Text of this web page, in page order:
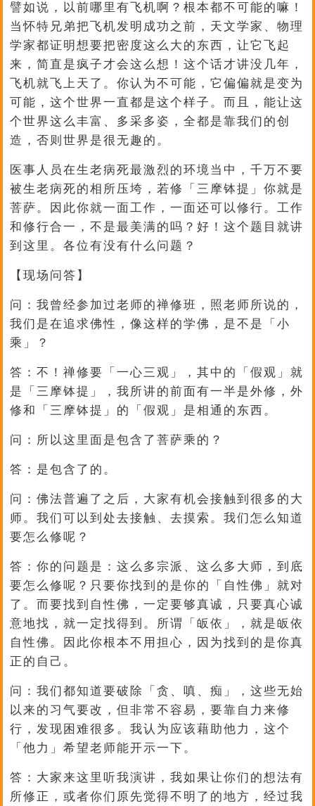
譬如说，以前哪里有飞机啊？根本都不可能的嘛！
当怀特兄弟把飞机发明成功之前，天文学家、物理
学家都证明想要把密度这么大的东西，让它飞起
来，简直是疯子才会这么想！这个话才讲没几年，
飞机就飞上天了。你认为不可能，它偏偏就是变为
可能，这个世界一直都是这个样子。而且，能让这
个世界这么丰富、多采多姿，全都是靠我们的创
造，否则世界是很无趣的。
医事人员在生老病死最激烈的环境当中，千万不要
被生老病死的相所压垮，若修「三摩钵提」你就是
菩萨。因此你就一面工作，一面还可以修行。工作
和修行合一，不是最美满的吗？好！这个题目就讲
到这里。各位有没有什么问题？
【现场问答】
问：我曾经参加过老师的禅修班，照老师所说的，
我们是在追求佛性，像这样的学佛，是不是「小
乘」？
答：不！禅修要「一心三观」，其中的「假观」就
是「三摩钵提」，我所讲的前面有一半是外修，外
修和「三摩钵提」的「假观」是相通的东西。
问：所以这里面是包含了菩萨乘的？
答：是包含了的。
问：佛法普遍了之后，大家有机会接触到很多的大
师。我们可以到处去接触、去摸索。我们怎么知道
要怎么修呢？
答：你的问题是：这么多宗派、这么多大师，到底
要怎么修呢？只要你找到的是你的「自性佛」就对
了。而要找到自性佛，一定要够真诚，只要真心诚
意地找，就一定找得到。所谓「皈依」，就是皈依
自性佛。因此你根本不用担心，因为找到的是你真
正的自己。
问：我们都知道要破除「贪、嗔、痴」，这些无始
以来的习气要改，但非常不容易，要靠自力来修
行，发现困难很多。我认为应该藉助他力，这个
「他力」希望老师能开示一下。
答：大家来这里听我演讲，我如果让你们的想法有
所修正，或者你们原先觉得不明了的地方，经过我